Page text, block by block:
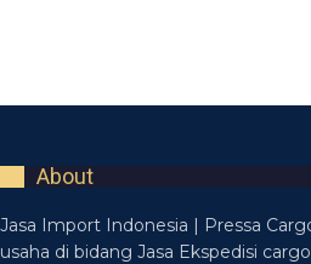
About
Jasa Import Indonesia | Pressa
usaha di bidang Jasa Ekspedisi